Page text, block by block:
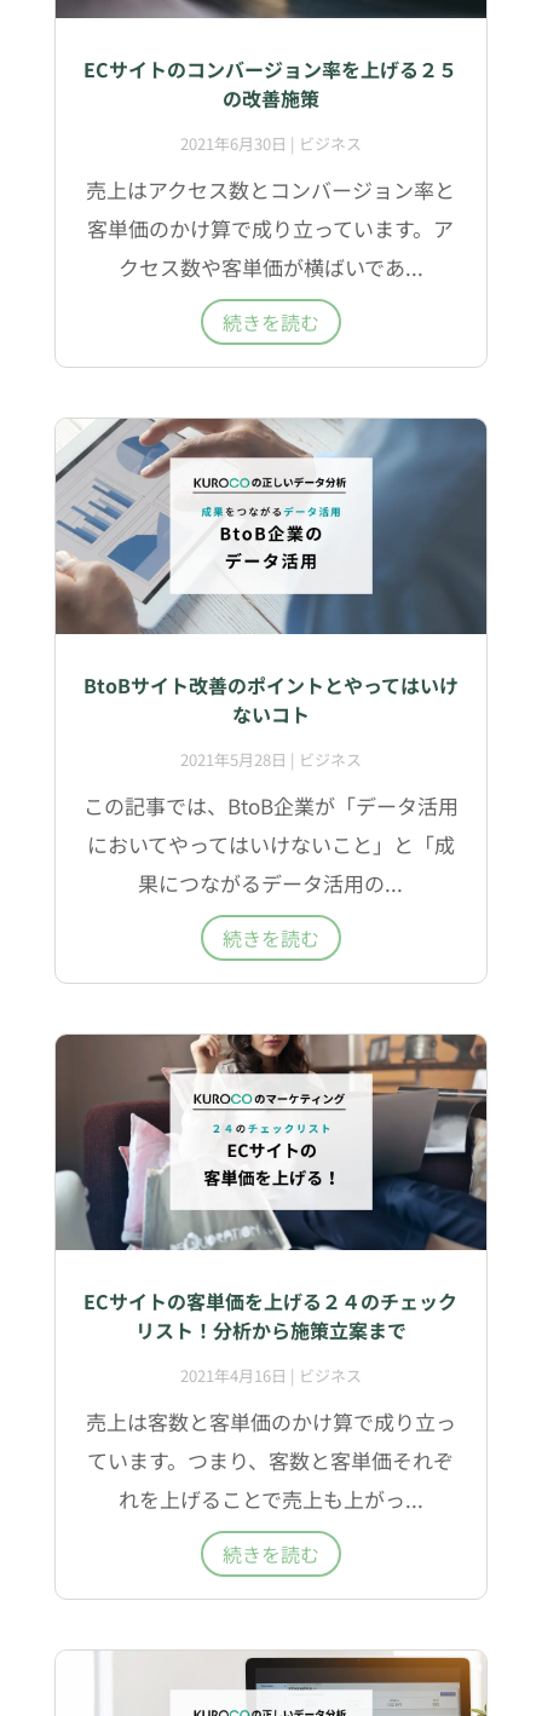
ECサイトのコンバージョン率を上げる２５
の改善施策
2021年6月30日 | ビジネス
売上はアクセス数とコンバージョン率と
客単価のかけ算で成り立っています。ア
クセス数や客単価が横ばいであ...
続きを読む
BtoBサイト改善のポイントとやってはいけ
ないコト
2021年5月28日 | ビジネス
この記事では、BtoB企業が「データ活用
においてやってはいけないこと」と「成
果につながるデータ活用の...
続きを読む
ECサイトの客単価を上げる２４のチェック
リスト！分析から施策立案まで
2021年4月16日 | ビジネス
売上は客数と客単価のかけ算で成り立っ
ています。つまり、客数と客単価それぞ
れを上げることで売上も上がっ...
続きを読む